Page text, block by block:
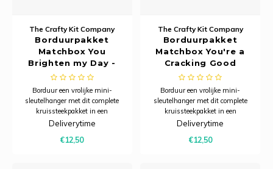
The Crafty Kit Company
Borduurpakket
Matchbox You
Brighten my Day -
The Crafty Kit
Company
Borduur een vrolijke mini-
sleutelhanger met dit complete
kruissteekpakket in een
charmant luciferdoosje – een
om cadeau te geven.
Deliverytime
€12,50
The Crafty Kit Company
Borduurpakket
Matchbox You're a
Cracking Good
Friend - The Crafty
Kit Company
Borduur een vrolijke mini-
sleutelhanger met dit complete
kruissteekpakket in een
charmant luciferdoosje – een
om cadeau te geven.
Deliverytime
€12,50